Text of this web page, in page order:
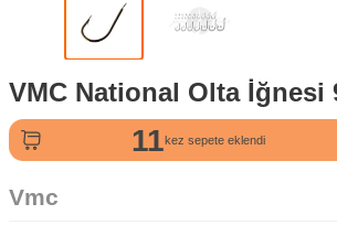
VMC National Olta İğnesi
11kez sepete eklendi
149kez görüntülendi
Vmc